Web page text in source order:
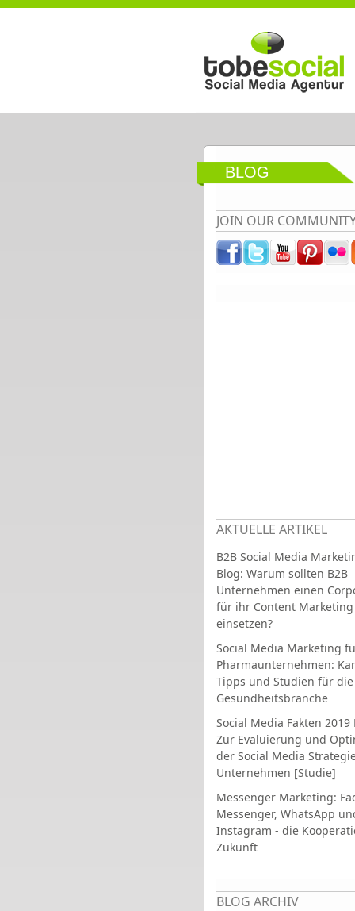
Direkt zum Inhalt
BLOG
JOIN OUR
AKTUELLE ARTIKEL
B2B Social Media
Blog: Warum sollten B2B
Unternehmen einen
für ihr Content Marketing
einsetzen?
Social Media Marketing
Pharmaunternehmen:
Tipps und Studien für die
Gesundheitsbranche
Social Media Fakten 2019
Zur Evaluierung und
der Social Media
Unternehmen [Studie]
Messenger Marketing:
Messenger, WhatsApp
Instagram - die
Zukunft
BLOG ARCHIV
Seiten